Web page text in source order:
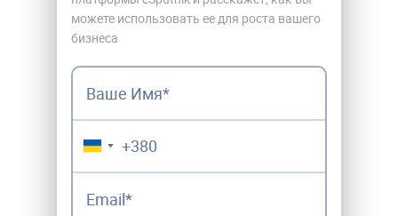
можете использовать ее для роста вашего
бизнеса
▼